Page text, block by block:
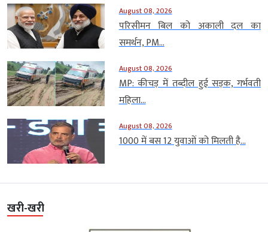
August 08, 2026
परिसीमन बिल को अकाली दल का
समर्थन, PM...
August 08, 2026
MP: कीचड़ में तब्दील हुई सड़क, गर्भवती
महिला...
August 08, 2026
1000 में बस 12 युवाओं को मिलती है...
खरी-खरी